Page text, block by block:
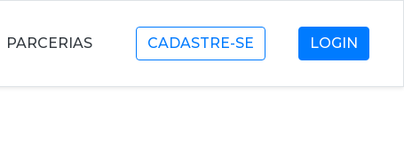
PARCERIAS CADASTRE-SE LOGIN